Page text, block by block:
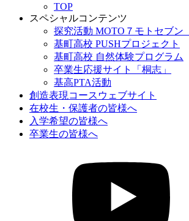
TOP
スペシャルコンテンツ
探究活動 MOTO７モトセブン
基町高校 PUSHプロジェクト
基町高校 自然体験プログラム
卒業生応援サイト「桐志」
基高PTA活動
創造表現コースウェブサイト
在校生・保護者の皆様へ
入学希望の皆様へ
卒業生の皆様へ